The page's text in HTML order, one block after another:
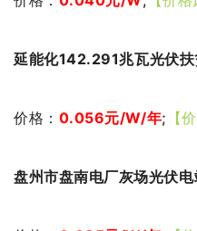
延能化142.291兆瓦光伏扶
价格： 0.056元/W/年; 【
盘州市盘南电厂灰场光伏电